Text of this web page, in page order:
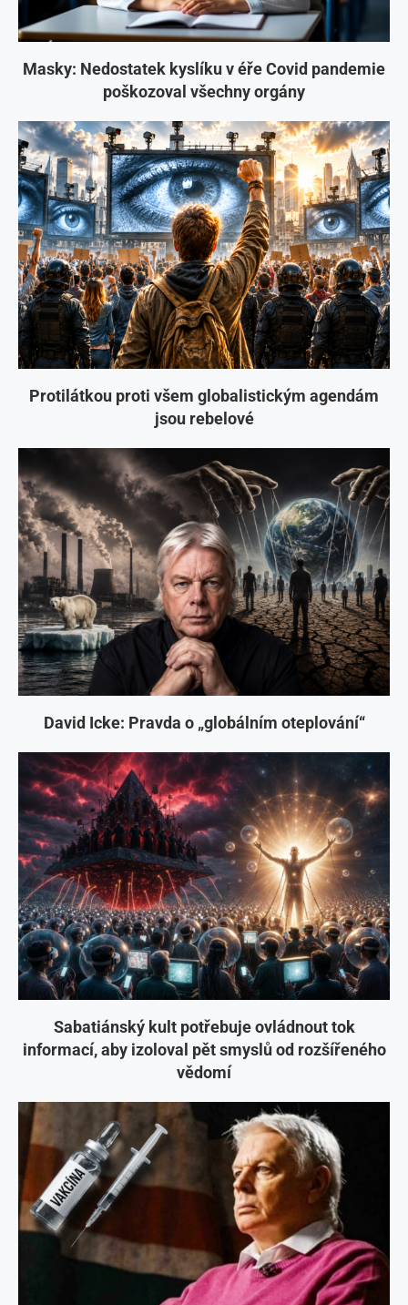
Masky: Nedostatek kyslíku v éře Covid pandemie
poškozoval všechny orgány
Protilátkou proti všem globalistickým agendám
jsou rebelové
David Icke: Pravda o „globálním oteplování“
Sabatiánský kult potřebuje ovládnout tok
informací, aby izoloval pět smyslů od rozšířeného
vědomí